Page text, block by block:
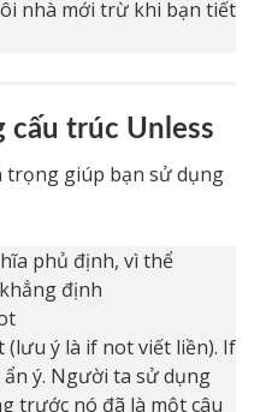
nhà mới trừ khi bạn tiết
cấu trúc Unless
trọng giúp bạn sử dụng
phủ định, vì thể
định
ý là if not viết liền). If
ý. Người ta sử dụng
trước nó đã là một câu